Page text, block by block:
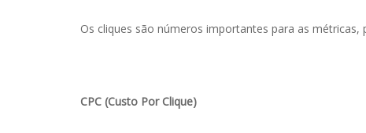
Os cliques são números importantes para as
CPC (Custo Por Clique)